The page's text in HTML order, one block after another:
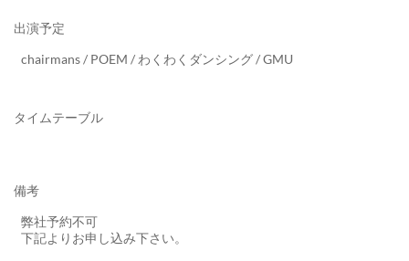
出演予定
chairmans / POEM / わくわくダンシング / GMU
タイムテーブル
備考
弊社予約不可
下記よりお申し込み下さい。